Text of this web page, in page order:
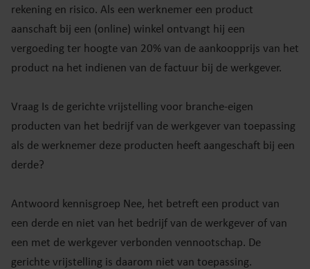
rekening en risico. Als een werknemer een product
aanschaft bij een (online) winkel ontvangt hij een
vergoeding ter hoogte van 20% van de aankoopprijs van het
product na het indienen van de factuur bij de werkgever.
Vraag Is de gerichte vrijstelling voor branche-eigen
producten van het bedrijf van de werkgever van toepassing
als de werknemer deze producten heeft aangeschaft bij een
derde?
Antwoord kennisgroep Nee, het betreft een product van
een derde en niet van het bedrijf van de werkgever of van
een met de werkgever verbonden vennootschap. De
gerichte vrijstelling is daarom niet van toepassing.